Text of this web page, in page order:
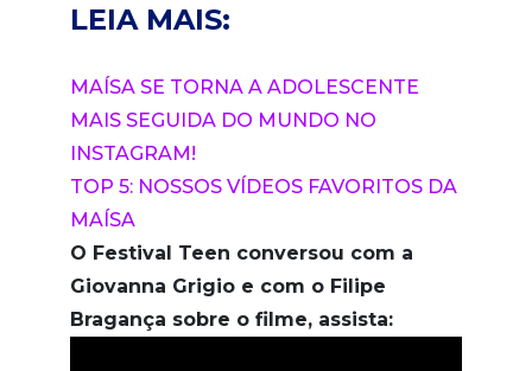
LEIA MAIS:
MAÍSA SE TORNA A ADOLESCENTE
MAIS SEGUIDA DO MUNDO NO
INSTAGRAM!
TOP 5: NOSSOS VÍDEOS FAVORITOS DA
MAÍSA
O Festival Teen conversou com a
Giovanna Grigio e com o Filipe
Bragança sobre o filme, assista: